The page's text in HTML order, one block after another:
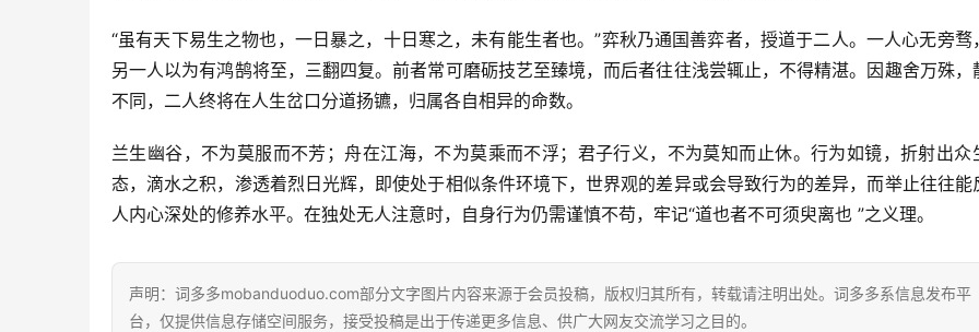
“虽有天下易生之物也，一日暴之，十日寒之，未有能生者也。”弈秋乃通国善弈者，授道于二人。一人心无旁骛
另一人以为有鸿鹄将至，三翻四复。前者常可磨砺技艺至臻境，而后者往往浅尝辄止，不得精湛。因趣舍万殊，
不同，二人终将在人生岔口分道扬镳，归属各自相异的命数。
兰生幽谷，不为莫服而不芳；舟在江海，不为莫乘而不浮；君子行义，不为莫知而止休。行为如镜，折射出众
态，滴水之积，渗透着烈日光辉，即使处于相似条件环境下，世界观的差异或会导致行为的差异，而举止往往能
人内心深处的修养水平。在独处无人注意时，自身行为仍需谨慎不苟，牢记“道也者不可须臾离也 ”之义理。
声明：词多多mobanduoduo.com部分文字图片内容来源于会员投稿，版权归其所有，转载请注明出处。词多多系信息发布平
台，仅提供信息存储空间服务，接受投稿是出于传递更多信息、供广大网友交流学习之目的。